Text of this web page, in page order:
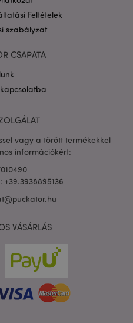
Feltételek
szabályzat
CSAPATA
vagy a törött termékekkel
információkért:
VÁSÁRLÁS